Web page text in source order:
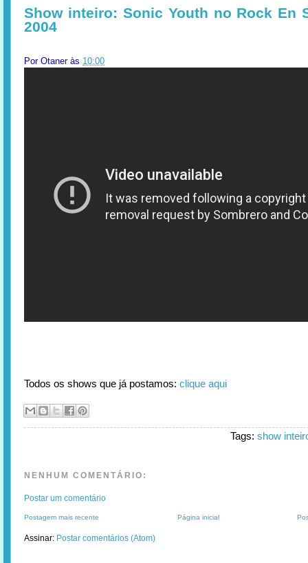
Show inteiro: Sonic Youth no Rock En
2004
Por Otaner às 10:00
Todos os shows que já postamos: clique aqui
Tags: show
NENHUM COMENTÁRIO:
Postar um comentário
Postagem mais recente Página inicial
Assinar: Postar comentários (Atom)